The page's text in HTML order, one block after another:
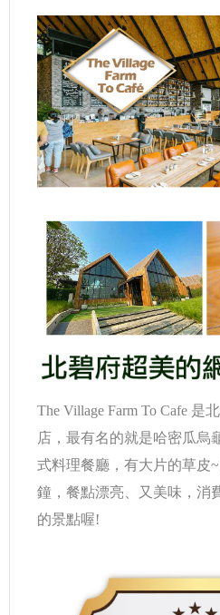
The Village Farm To Cafe 是
店，最有名的就是哈密瓜烏
式料理餐廳，有大片的草皮
鐘，餐點漂亮、又美味，消
的景點喔!